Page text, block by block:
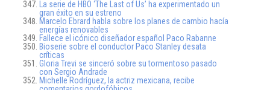
La serie de HBO ‘The Last of Us’ ha experimentado un
gran éxito en su estreno
Marcelo Ebrard habla sobre los planes de cambio hacía
energías renovables
Fallece el icónico diseñador español Paco Rabanne
Bioserie sobre el conductor Paco Stanley desata
críticas
Gloria Trevi se sinceró sobre su tormentoso pasado
con Sergio Andrade
Michelle Rodríguez, la actriz mexicana, recibe